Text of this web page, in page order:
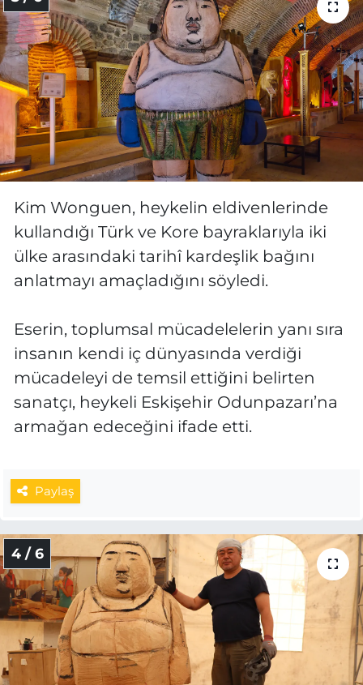
Kim Wonguen, heykelin eldivenlerinde
kullandığı Türk ve Kore bayraklarıyla iki
ülke arasındaki tarihî kardeşlik bağını
anlatmayı amaçladığını söyledi.
Eserin, toplumsal mücadelelerin yanı sıra
insanın kendi iç dünyasında verdiği
mücadeleyi de temsil ettiğini belirten
sanatçı, heykeli Eskişehir Odunpazarı’na
armağan edeceğini ifade etti.
Paylaş
4 / 6